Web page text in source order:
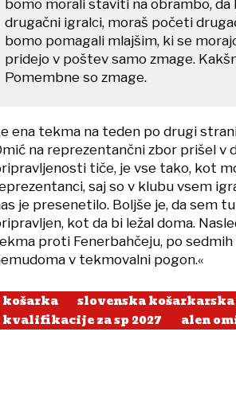
bomo morali staviti na obrambo, da
drugačni igralci, moraš početi
bomo pomagali mlajšim, ki se
pridejo v poštev samo zmage.
Pomembne so zmage.
ena tekma na teden po drugi
na reprezentančni zbor prišel v
tiče, je vse tako, kot
saj so v klubu vsem
je presenetilo. Boljše je, da sem
kot da bi ležal doma.
proti Fenerbahčeju, po
v tekmovalni pogon.«
košarka
slovenska
kvalifikacije za sp 2027
alen